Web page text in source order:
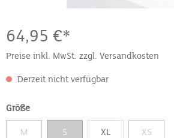
64,95 €*
Preise inkl. MwSt. zzgl. Versandkosten
Derzeit nicht verfügbar
Größe
M S XL XS